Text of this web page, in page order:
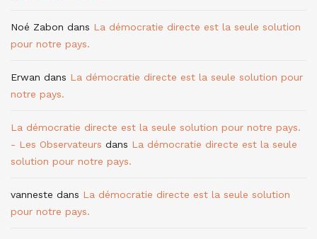
Noé Zabon dans La démocratie directe est la seule solution
pour notre pays.
Erwan dans La démocratie directe est la seule solution pour
notre pays.
La démocratie directe est la seule solution pour notre pays.
- Les Observateurs dans La démocratie directe est la seule
solution pour notre pays.
vanneste dans La démocratie directe est la seule solution
pour notre pays.